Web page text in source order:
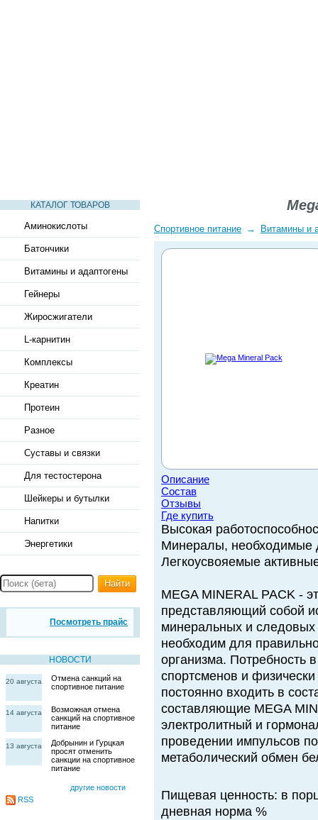
КАТАЛОГ ТОВАРОВ
Аминокислоты
Батончики
Витамины и адаптогены
Гейнеры
Жиросжигатели
L-карнитин
Комплексы
Креатин
Протеин
Разное
Суставы и связки
Для тестостерона
Шейкеры и бутылки
Напитки
Энергетики
Найти
Посмотреть прайс
НОВОСТИ
20 августа
Отмена санкций на
спортивное питание
14 августа
Возможная отмена
санкций на спортивное
питание
13 августа
Добрынин и Гурцкая
просят отменить
санкции на спортивное
питание
другие новости
RSS
Спортивное питание → Витамины и
Описание
Состав
Отзывы
Где купить
Высокая
Минералы, необходимые
Легкоусвояемые
MEGA MINERAL PACK -
представляющий собой
минеральных и
необходим для
организма. Потребность
спортсменов и
постоянно входить в
составляющие MEGA
электролитный и
проведении импульсов
метаболический обмен
Пищевая ценность: в
дневная норма %